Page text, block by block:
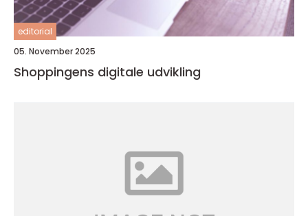
editorial
05. November 2025
Shoppingens digitale udvikling